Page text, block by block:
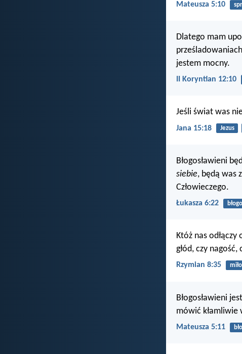
Mateusza 5:10
Dlatego mam
jestem mocny.
II Koryntian 12:10
Jeśli świat was
Jana 15:18 Jezus
Błogosławieni
siebie, będą was
Człowieczego.
Łukasza 6:22
Któż nas odłączy
głód, czy
Rzymian 8:35
Błogosławieni
mówić kłamliwie
Mateusza 5:11